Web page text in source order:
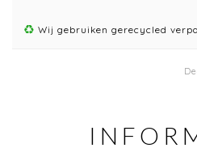
Wij gebruiken gerecycled